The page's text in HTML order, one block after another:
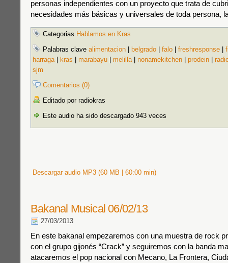
personas independientes con un proyecto que trata de
necesidades más básicas y universales de toda persona,
Categorias Hablamos en Kras
Palabras clave alimentacion belgrado falo freshresponse
harraga| kras marabayu melilla| nonamekitchen prodein
sjm
Comentarios (0)
Editado por radiokras
Este audio ha sido descargado 943 veces
Descargar audio MP3 (60 MB | 60:00 min)
Bakanal Musical 06/02/13
27/03/2013
En este bakanal empezaremos con una muestra de rock
con el grupo gijonés “Crack” y seguiremos con la banda
atacaremos el pop nacional con Mecano, La Frontera,